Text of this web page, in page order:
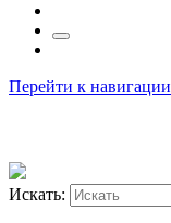
Перейти к навигации
Искать: